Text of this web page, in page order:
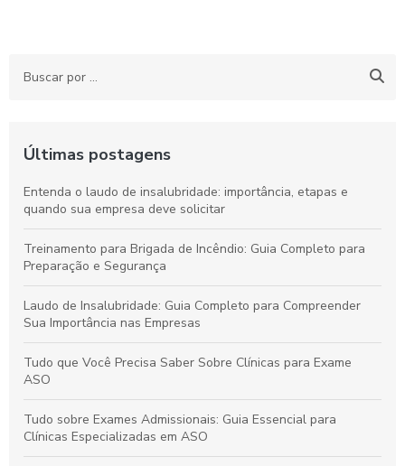
Últimas postagens
Entenda o laudo de insalubridade: importância, etapas e
quando sua empresa deve solicitar
Treinamento para Brigada de Incêndio: Guia Completo para
Preparação e Segurança
Laudo de Insalubridade: Guia Completo para Compreender
Sua Importância nas Empresas
Tudo que Você Precisa Saber Sobre Clínicas para Exame
ASO
Tudo sobre Exames Admissionais: Guia Essencial para
Clínicas Especializadas em ASO